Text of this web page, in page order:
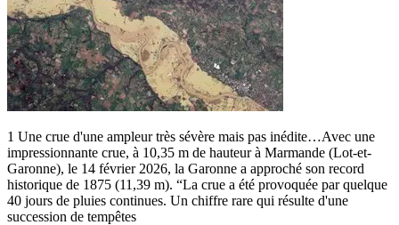
1 Une crue d'une ampleur très sévère mais pas inédite…Avec une
impressionnante crue, à 10,35 m de hauteur à Marmande (Lot-et-
Garonne), le 14 février 2026, la Garonne a approché son record
historique de 1875 (11,39 m). “La crue a été provoquée par quelque
40 jours de pluies continues. Un chiffre rare qui résulte d'une
succession de tempêtes